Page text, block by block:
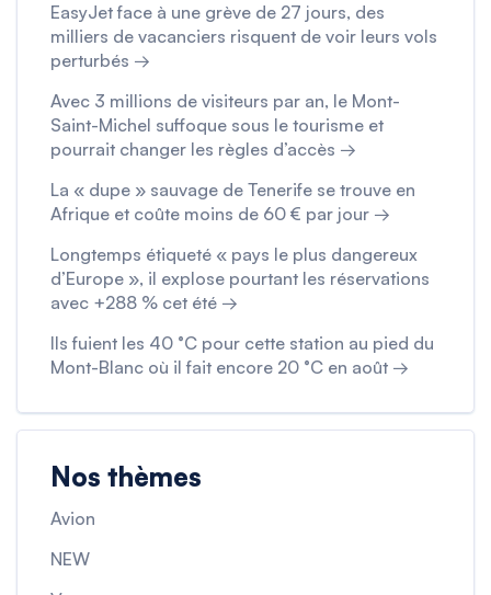
EasyJet face à une grève de 27 jours, des
milliers de vacanciers risquent de voir leurs vols
perturbés →
Avec 3 millions de visiteurs par an, le Mont-
Saint-Michel suffoque sous le tourisme et
pourrait changer les règles d’accès →
La « dupe » sauvage de Tenerife se trouve en
Afrique et coûte moins de 60 € par jour →
Longtemps étiqueté « pays le plus dangereux
d’Europe », il explose pourtant les réservations
avec +288 % cet été →
Ils fuient les 40 °C pour cette station au pied du
Mont-Blanc où il fait encore 20 °C en août →
Nos thèmes
Avion
NEW